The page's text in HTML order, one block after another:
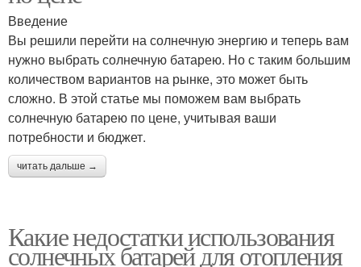
Введение
Вы решили перейти на солнечную энергию и теперь вам
нужно выбрать солнечную батарею. Но с таким большим
количеством вариантов на рынке, это может быть
сложно. В этой статье мы поможем вам выбрать
солнечную батарею по цене, учитывая ваши
потребности и бюджет.
читать дальше →
Какие недостатки использования
солнечных батарей для отопления